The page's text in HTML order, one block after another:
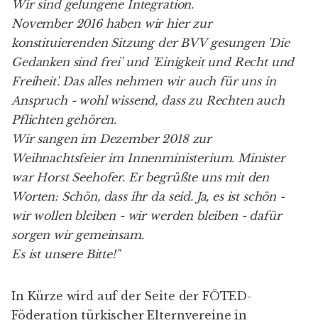
Wir sind gelungene Integration.
November 2016 haben wir hier zur
konstituierenden Sitzung der BVV gesungen 'Die
Gedanken sind frei' und 'Einigkeit und Recht und
Freiheit'. Das alles nehmen wir auch für uns in
Anspruch - wohl wissend, dass zu Rechten auch
Pflichten gehören.
Wir sangen im Dezember 2018 zur
Weihnachtsfeier im Innenministerium. Minister
war Horst Seehofer. Er begrüßte uns mit den
Worten: Schön, dass ihr da seid. Ja, es ist schön -
wir wollen bleiben - wir werden bleiben - dafür
sorgen wir gemeinsam.
Es ist unsere Bitte!"
In Kürze wird auf der Seite der FÖTED-
Föderation türkischer Elternvereine in